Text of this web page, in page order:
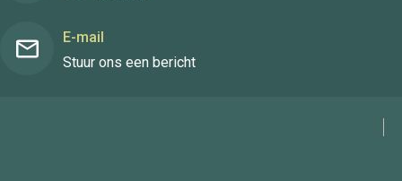
E-mail
Stuur ons een bericht